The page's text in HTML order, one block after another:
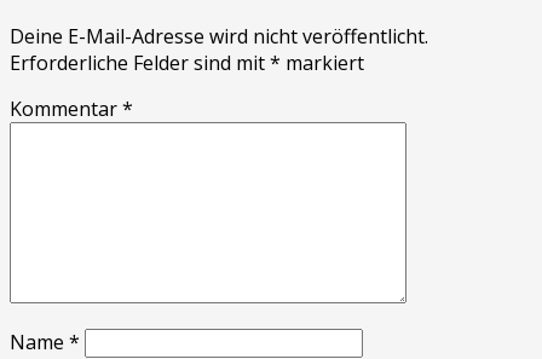
Deine E-Mail-Adresse wird nicht veröffentlicht.
Erforderliche Felder sind mit* markiert
Kommentar*
Name *